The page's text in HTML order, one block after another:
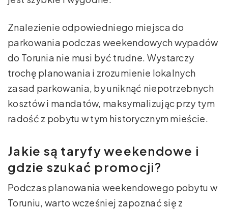
Znalezienie odpowiedniego miejsca do
parkowania podczas weekendowych wypadów
do Torunia nie musi być trudne. Wystarczy
trochę planowania i zrozumienie lokalnych
zasad parkowania, by uniknąć niepotrzebnych
kosztów i mandatów, maksymalizując przy tym
radość z pobytu w tym historycznym mieście.
Jakie są taryfy weekendowe i
gdzie szukać promocji?
Podczas planowania weekendowego pobytu w
Toruniu, warto wcześniej zapoznać się z